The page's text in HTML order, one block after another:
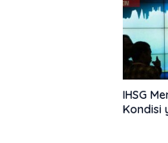
IHSG
Kondisi